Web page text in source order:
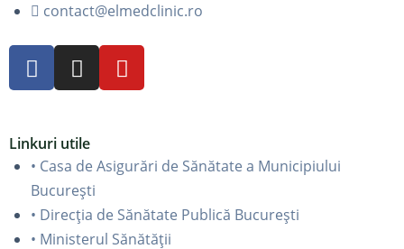
contact@elmedclinic.ro
Linkuri utile
• Casa de Asigurări de Sănătate a Municipiului
București
• Direcția de Sănătate Publică București
• Ministerul Sănătății